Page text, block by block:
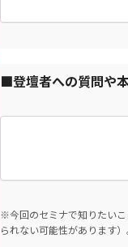
■登壇者への質問や
※今回のセミナで知りたい
られない可能性があります